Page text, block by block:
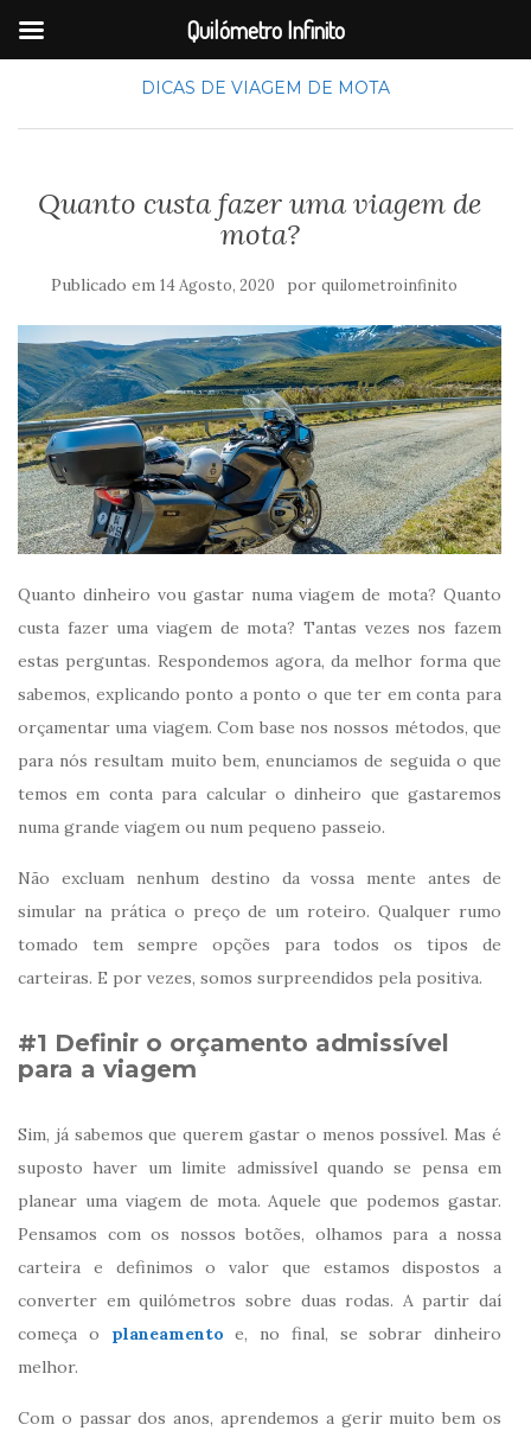
DICAS DE VIAGEM DE MOTA
Quanto custa fazer uma viagem de
mota?
Publicado em 14 Agosto, 2020 por quilometroinfinito
Quanto dinheiro vou gastar numa viagem de mota? Quanto
custa fazer uma viagem de mota? Tantas vezes nos fazem
estas perguntas. Respondemos agora, da melhor forma que
sabemos, explicando ponto a ponto o que ter em conta para
orçamentar uma viagem. Com base nos nossos métodos, que
para nós resultam muito bem, enunciamos de seguida o que
temos em conta para calcular o dinheiro que gastaremos
numa grande viagem ou num pequeno passeio.
Não excluam nenhum destino da vossa mente antes de
simular na prática o preço de um roteiro. Qualquer rumo
tomado tem sempre opções para todos os tipos de
carteiras. E por vezes, somos surpreendidos pela positiva.
#1 Definir o orçamento admissível
para a viagem
Sim, já sabemos que querem gastar o menos possível. Mas é
suposto haver um limite admissível quando se pensa em
planear uma viagem de mota. Aquele que podemos gastar.
Pensamos com os nossos botões, olhamos para a nossa
carteira e definimos o valor que estamos dispostos a
converter em quilómetros sobre duas rodas. A partir daí
começa o planeamento e, no final, se sobrar dinheiro
melhor.
Com o passar dos anos, aprendemos a gerir muito bem os
Quilómetro Infinito